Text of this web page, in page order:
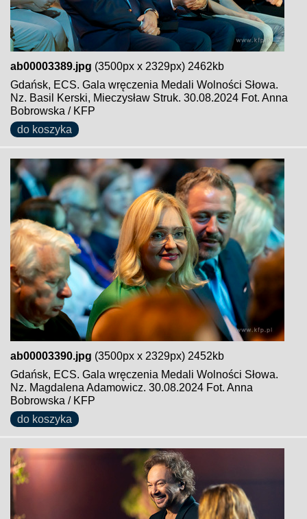
ab00003389.jpg (3500px x 2329px) 2462kb
Gdańsk, ECS. Gala wręczenia Medali Wolności Słowa.
Nz. Basil Kerski, Mieczysław Struk. 30.08.2024 Fot. Anna
Bobrowska / KFP
do koszyka
ab00003390.jpg (3500px x 2329px) 2452kb
Gdańsk, ECS. Gala wręczenia Medali Wolności Słowa.
Nz. Magdalena Adamowicz. 30.08.2024 Fot. Anna
Bobrowska / KFP
do koszyka